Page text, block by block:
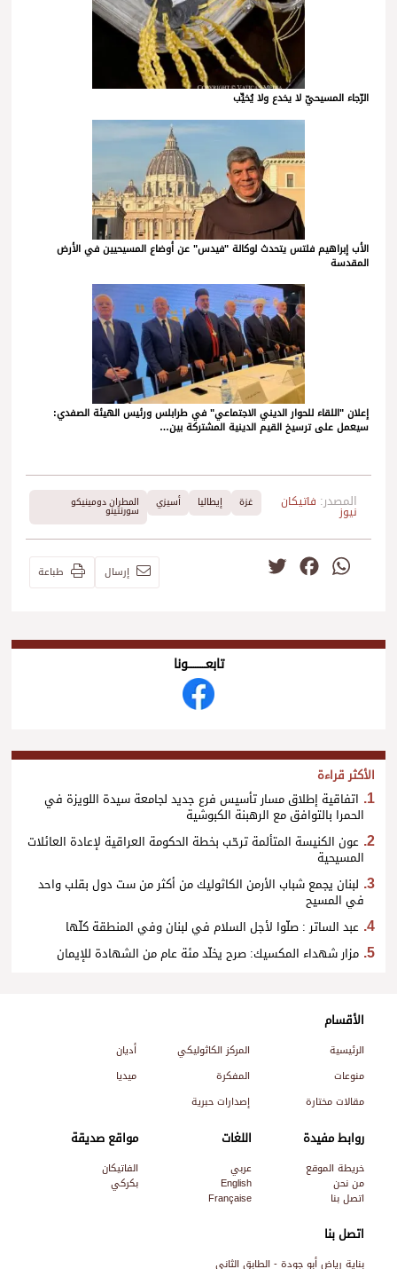
الرّجاء المسيحيّ لا يخدع ولا يُخيِّب
الأب إبراهيم فلتس يتحدث لوكالة "فيدس" عن أوضاع المسيحيين في الأرض
المقدسة
إعلان "اللقاء للحوار الديني الاجتماعي" في طرابلس ورئيس الهيئة الصفدي:
سيعمل على ترسيخ القيم الدينية المشتركة بين…
المصدر: فاتيكان
نيوز
غزة إيطاليا أسيزي المطران دومينيكو
سورنتينو
WhatsApp
Facebook إرسال طباعة
تابعــــــــــونا
الأكثر قراءة
اتفاقية إطلاق مسار تأسيس فرع جديد لجامعة سيدة اللويزة في
الحمرا بالتوافق مع الرهبنة الكبوشية
عون الكنيسة المتألمة ترحّب بخطة الحكومة العراقية لإعادة العائلات
المسيحية
لبنان يجمع شباب الأرمن الكاثوليك من أكثر من ست دول بقلب واحد
في المسيح
عبد الساتر : صلّوا لأجل السلام في لبنان وفي المنطقة كلّها
مزار شهداء المكسيك: صرح يخلّد مئة عام من الشهادة للإيمان
اتصل بنا
بناية رياض أبو جودة - الطابق الثاني
الأقسام
الرئيسية المركز الكاثوليكي
أديان
منوعات
المفكرة
ميديا
مقالات مختارة
إصدارات حبرية
روابط مفيدة
خريطة الموقع
من نحن
اتصل بنا
اللغات
عربي
English
Française
مواقع صديقة
الفاتيكان
بكركي